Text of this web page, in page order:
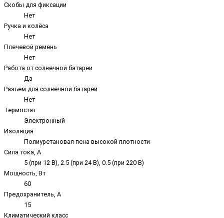
Скобы для фиксации
Нет
Ручка и колёса
Нет
Плечевой ремень
Нет
Работа от солнечной батареи
Да
Разъём для солнечной батареи
Нет
Термостат
Электронный
Изоляция
Полиуретановая пена высокой плотности
Сила тока, А
5 (при 12 В), 2.5 (при 24 В), 0.5 (при 220 В)
Мощность, Вт
60
Предохранитель, А
15
Климатический класс